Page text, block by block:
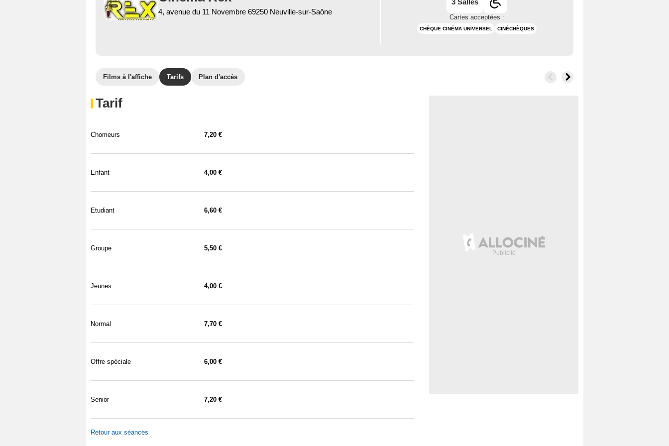
4, avenue du 11 Novembre 69250 Neuville-sur-Saône
Cartes acceptées :
CHÈQUE CINÉMA UNIVERSEL CINÉCHÈQUES
Films à l'affiche Tarifs Plan d'accès
Tarif
Chomeurs 7,20 €
Enfant 4,00 €
Etudiant 6,60 €
Groupe 5,50 €
Jeunes 4,00 €
Normal 7,70 €
Offre spéciale 6,00 €
Senior 7,20 €
Retour aux séances